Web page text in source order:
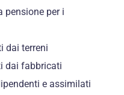
pensione per i
dai terreni
dai fabbricati
e assimilati